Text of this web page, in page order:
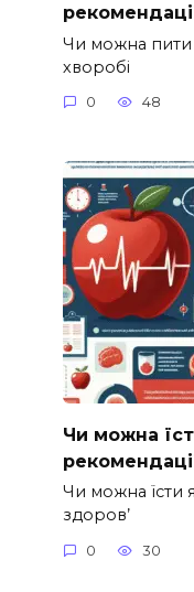
Чи можна пити
хворобі
0 48
Чи можна
Чи можна їсти
здоров’
0 30